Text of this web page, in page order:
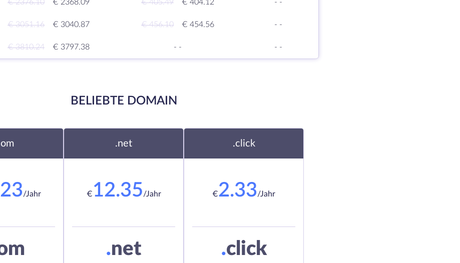
€ 2376.10 € 2368.09 € 405.49 € 404.12 - -
€ 3051.16 € 3040.87 € 456.10 € 454.56 - -
€ 3810.24 € 3797.38 - - - -
BELIEBTE DOMAIN
/Jahr
.net
€ 12.35/Jahr
.net
.click
€2.33/Jahr
.click